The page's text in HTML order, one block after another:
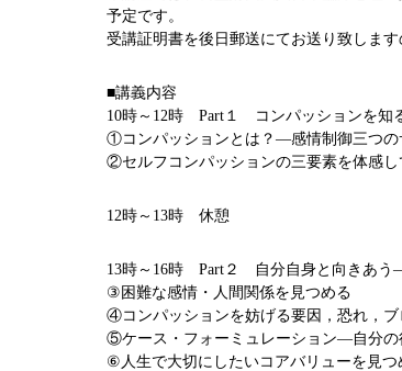
予定です。
受講証明書を後日郵送にてお送り致しま
■講義内容
10時～12時 Part１ コンパッションを知
①コンパッションとは？―感情制御三つの
②セルフコンパッションの三要素を体感し
12時～13時 休憩
13時～16時 Part２ 自分自身と向きあう
③困難な感情・人間関係を見つめる
④コンパッションを妨げる要因，恐れ，ブ
⑤ケース・フォーミュレーション―自分の
⑥人生で大切にしたいコアバリューを見